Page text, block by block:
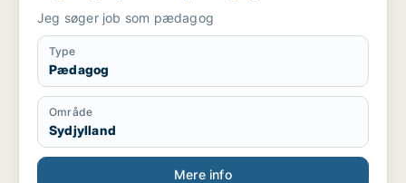
Jeg søger job som pædagog
Type
Pædagog
Område
Sydjylland
Mere info